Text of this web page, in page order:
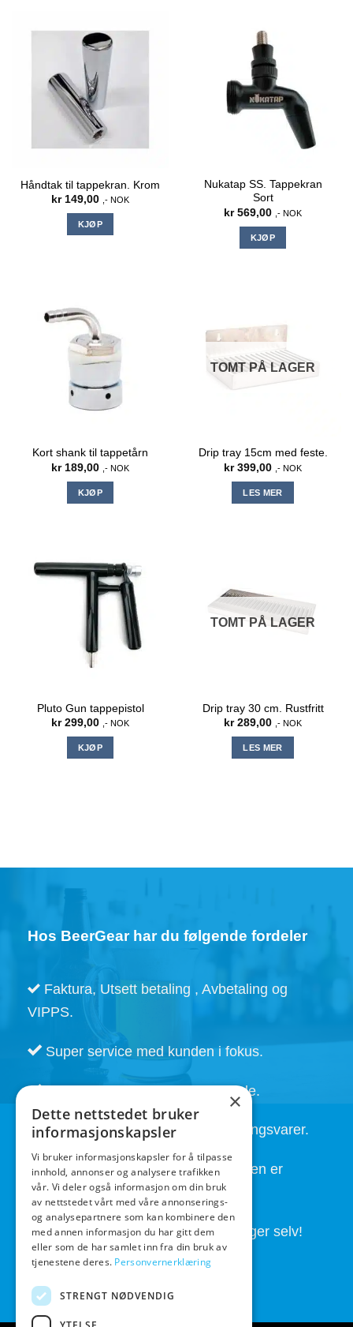
Håndtak til tappekran. Krom
kr149,00 ,- NOK
KJØP
Nukatap SS. Tappekran
Sort
kr569,00 ,- NOK
KJØP
Kort shank til tappetårn
kr189,00 ,- NOK
KJØP
TOMT PÅ LAGER
Drip tray 15cm med feste.
kr399,00 ,- NOK
LES MER
Pluto Gun tappepistol
kr299,00 ,- NOK
KJØP
TOMT PÅ LAGER
Drip tray 30 cm. Rustfritt
kr289,00 ,- NOK
LES MER
Hos BeerGear har du følgende fordeler
Faktura, Utsett betaling , Avbetaling og
VIPPS.
Super service med kunden i fokus.
Henting av ordre 24/7 etter avtale.
Kort leveringstid. Også på bestillingsvarer.
God service også etter at handelen er
fullført.
Butikken drives av folk som brygger selv!
×
Dette nettstedet bruker
informasjonskapsler
Vi bruker informasjonskapsler for å tilpasse
innhold, annonser og analysere trafikken
vår. Vi deler også informasjon om din bruk
av nettstedet vårt med våre annonserings-
og analysepartnere som kan kombinere den
med annen informasjon du har gitt dem
eller som de har samlet inn fra din bruk av
tjenestene deres. Personvernerklæring
STRENGT NØDVENDIG